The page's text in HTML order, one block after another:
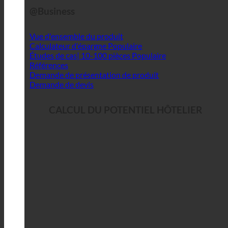
Vue d'ensemble du produit
Calculateur d'épargne
Études de cas| 10-100 pièces
Références
Demande de présentation de produit
Demande de devis